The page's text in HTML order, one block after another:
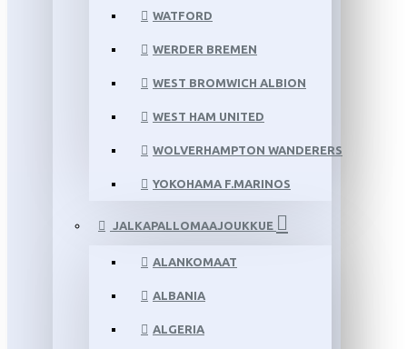
WATFORD
WERDER BREMEN
WEST BROMWICH ALBION
WEST HAM UNITED
WOLVERHAMPTON WANDERERS
YOKOHAMA F.MARINOS
JALKAPALLOMAAJOUKKUE
ALANKOMAAT
ALBANIA
ALGERIA